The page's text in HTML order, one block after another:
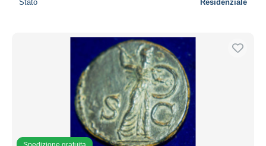
Stato Residenziale